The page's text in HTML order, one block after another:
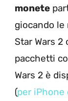
monete
giocando
Star Wars
pacchetti
Wars 2 è
(per iPhone